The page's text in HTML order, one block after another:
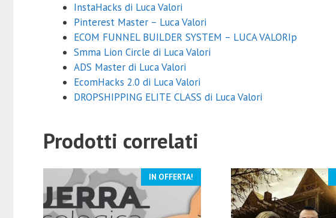
InstaHacks di Luca Valori
Pinterest Master – Luca Valori
ECOM FUNNEL BUILDER SYSTEM – LUCA VALORIp
Smma Lion Circle di Luca Valori
ADS Master di Luca Valori
EcomHacks 2.0 di Luca Valori
DROPSHIPPING ELITE CLASS di Luca Valori
Prodotti correlati
IN OFFERTA!